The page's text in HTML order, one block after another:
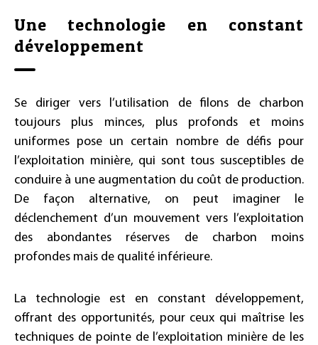
Une technologie en constant
développement
Se diriger vers l’utilisation de filons de charbon
toujours plus minces, plus profonds et moins
uniformes pose un certain nombre de défis pour
l’exploitation minière, qui sont tous susceptibles de
conduire à une augmentation du coût de production.
De façon alternative, on peut imaginer le
déclenchement d’un mouvement vers l’exploitation
des abondantes réserves de charbon moins
profondes mais de qualité inférieure.
La technologie est en constant développement,
offrant des opportunités, pour ceux qui maîtrise les
techniques de pointe de l’exploitation minière de les